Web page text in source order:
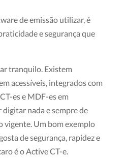
de emissão utilizar, é
e segurança que
tranquilo. Existem
acessíveis, integrados com
es e MDF-es em
digitar nada e sempre de
vigente. Um bom exemplo
de segurança, rapidez e
é o Active CT-e.